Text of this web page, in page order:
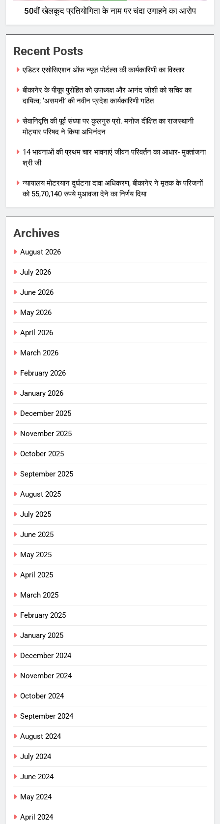
50वीं खेलकूद प्रतियोगिता के नाम पर चंदा उगाहने का आरोप
Recent Posts
एडिटर एसोसिएशन ऑफ न्यूज़ पोर्टल्स की कार्यकारिणी का विस्तार
बीकानेर के पीयूष पुरोहित को उपाध्यक्ष और आनंद जोशी को सचिव का
दायित्व; ‘असमनी’ की नवीन प्रदेश कार्यकारिणी गठित
सेवानिवृत्ति की पूर्व संध्या पर कुलगुरु प्रो. मनोज दीक्षित का राजस्थानी
मोट्यार परिषद ने किया अभिनंदन
14 भावनाओं की प्रथम चार भावनाएं जीवन परिवर्तन का आधार- मुक्तांजना
श्री जी
न्यायालय मोटरयान दुर्घटना दावा अधिकरण, बीकानेर ने मृतक के परिजनों
को 55,70,140 रुपये मुआवजा देने का निर्णय दिया
Archives
August 2026
July 2026
June 2026
May 2026
April 2026
March 2026
February 2026
January 2026
December 2025
November 2025
October 2025
September 2025
August 2025
July 2025
June 2025
May 2025
April 2025
March 2025
February 2025
January 2025
December 2024
November 2024
October 2024
September 2024
August 2024
July 2024
June 2024
May 2024
April 2024